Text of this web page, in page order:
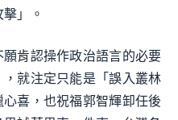
」。
肯認操作政治語言的必要
就注定只能是「誤入叢林
喜，也祝福郭智輝卸任後